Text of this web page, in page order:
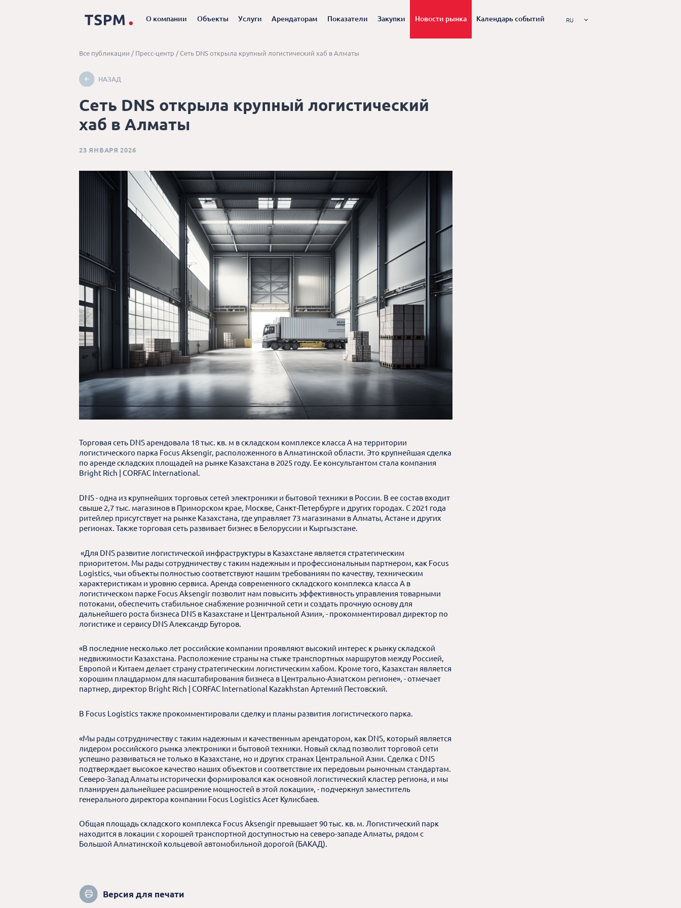
О компании Объекты Услуги Арендаторам Показатели Закупки Новости рынка Календарь событий RU
Все публикации / Пресс-центр /Сеть DNS открыла крупный логистический хаб в Алматы
НАЗАД
Сеть DNS открыла крупный логистический
хаб в Алматы
23 ЯНВАРЯ 2026
Торговая сеть DNS арендовала 18 тыс. кв. м в складском комплексе класса А на территории
логистического парка Focus Aksengir, расположенного в Алматинской области. Это крупнейшая сделка
по аренде складских площадей на рынке Казахстана в 2025 году. Ее консультантом стала компания
Bright Rich | CORFAC International.
DNS - одна из крупнейших торговых сетей электроники и бытовой техники в России. В ее состав входит
свыше 2,7 тыс. магазинов в Приморском крае, Москве, Санкт-Петербурге и других городах. С 2021 года
ритейлер присутствует на рынке Казахстана, где управляет 73 магазинами в Алматы, Астане и других
регионах. Также торговая сеть развивает бизнес в Белоруссии и Кыргызстане.
«Для DNS развитие логистической инфраструктуры в Казахстане является стратегическим
приоритетом. Мы рады сотрудничеству с таким надежным и профессиональным партнером, как Focus
Logistics, чьи объекты полностью соответствуют нашим требованиям по качеству, техническим
характеристикам и уровню сервиса. Аренда современного складского комплекса класса А в
логистическом парке Focus Aksengir позволит нам повысить эффективность управления товарными
потоками, обеспечить стабильное снабжение розничной сети и создать прочную основу для
дальнейшего роста бизнеса DNS в Казахстане и Центральной Азии», - прокомментировал директор по
логистике и сервису DNS Александр Буторов.
«В последние несколько лет российские компании проявляют высокий интерес к рынку складской
недвижимости Казахстана. Расположение страны на стыке транспортных маршрутов между Россией,
Европой и Китаем делает страну стратегическим логистическим хабом. Кроме того, Казахстан является
хорошим плацдармом для масштабирования бизнеса в Центрально-Азиатском регионе», - отмечает
партнер, директор Bright Rich | CORFAC International Kazakhstan Артемий Пестовский.
В Focus Logistics также прокомментировали сделку и планы развития логистического парка.
«Мы рады сотрудничеству с таким надежным и качественным арендатором, как DNS, который является
лидером российского рынка электроники и бытовой техники. Новый склад позволит торговой сети
успешно развиваться не только в Казахстане, но и других странах Центральной Азии. Сделка с DNS
подтверждает высокое качество наших объектов и соответствие их передовым рыночным стандартам.
Северо-Запад Алматы исторически формировался как основной логистический кластер региона, и мы
планируем дальнейшее расширение мощностей в этой локации», - подчеркнул заместитель
генерального директора компании Focus Logistics Асет Кулисбаев.
Общая площадь складского комплекса Focus Aksengir превышает 90 тыс. кв. м. Логистический парк
находится в локации с хорошей транспортной доступностью на северо-западе Алматы, рядом с
Большой Алматинской кольцевой автомобильной дорогой (БАКАД).
Версия для печати